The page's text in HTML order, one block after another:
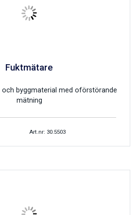
Fuktmätare
byggmaterial med oförstörande
mätning
Art.nr: 30.5503